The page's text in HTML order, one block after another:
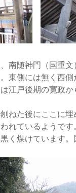
南随神門（国重文
東側には無く西
江戸後期の寛政か
ねた後にここに
れているようで
く煤けています。